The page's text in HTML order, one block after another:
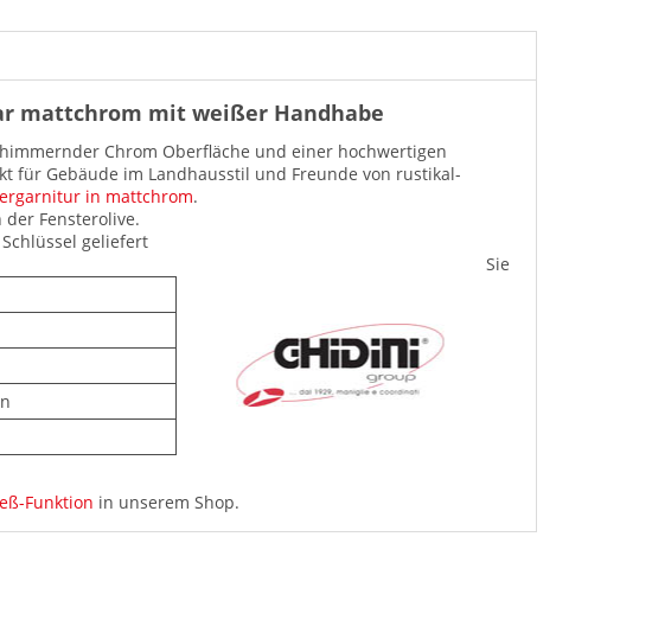
mattchrom mit weißer Handhabe
Chrom Oberfläche und einer hochwertigen
für Gebäude im Landhausstil und Freunde von rustikal-
in mattchrom.
Fensterolive.
geliefert
Sie
Funktion in unserem Shop.